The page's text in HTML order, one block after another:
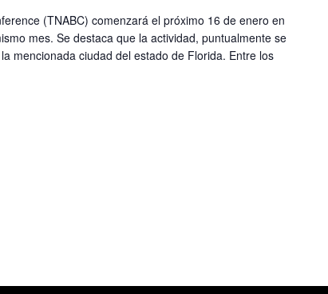
(TNABC) comenzará el próximo 16 de enero en
mes. Se destaca que la actividad, puntualmente se
mencionada ciudad del estado de Florida. Entre los